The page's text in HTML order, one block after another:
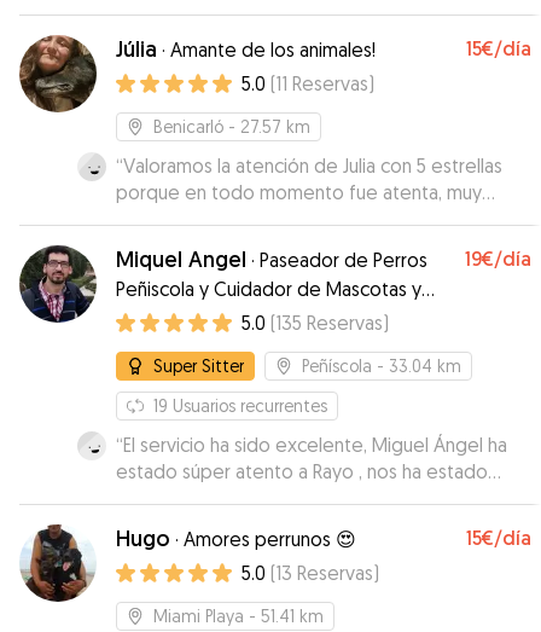
Júlia · Amante de los animales! 15€/día
5.0 (11 Reservas)
Benicarló - 27.57 km
“Valoramos la atención de Julia con 5 estrellas
porque en todo momento fue atenta, muy
simpatica y nos ofreció todo tipo detalles.
Durante la estancia todo fuerón atenciones para
la perrita y enviando información continuamente.
Desde luego es para repetir. Sin ningúna duda…
Gracias!! 👏🤗”
Miquel Angel · Paseador de Perros
Peñiscola y Cuidador de Mascotas y
adiestramiento básico.
19€/día
5.0 (135 Reservas)
Super Sitter Peñíscola - 33.04 km
19 Usuarios recurrentes
“El servicio ha sido excelente, Miguel Ángel ha
estado súper atento a Rayo , nos ha estado
mandado fotos y vídeos en todo momento ,
explicándonos como el día a día con el ... Ojalá
hubiera más personas como el , siempre servicial
.. lo recomiendo 100x100”
Hugo · Amores perrunos 😍 15€/día
5.0 (13 Reservas)
Miami Playa - 51.41 km